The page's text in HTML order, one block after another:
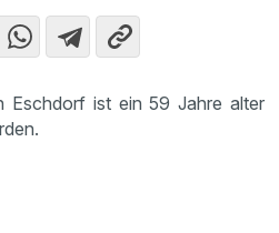
Eschdorf ist ein 59 Jahre alter